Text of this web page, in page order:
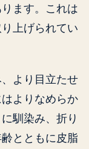
ます。これは
上げられてい
より目立たせ
よりなめらか
馴染み、折り
とともに皮脂